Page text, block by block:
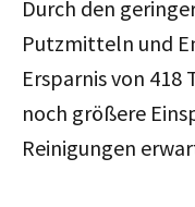
Durch den
Putzmitteln und
Ersparnis von 418
noch größere
Reinigungen